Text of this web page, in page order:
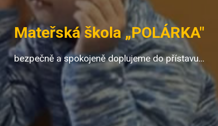
Mateřská škola „POLÁRKA"
bezpečně a spokojeně doplujeme do přístavu...